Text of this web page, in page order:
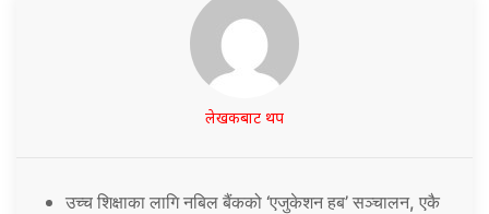
लेखकबाट थप
उच्च शिक्षाका लागि नबिल बैंकको ‘एजुकेशन हब’ सञ्चालन, एकै